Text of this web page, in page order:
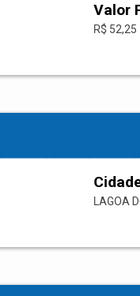
Valor
R$ 52,25
LAGOA